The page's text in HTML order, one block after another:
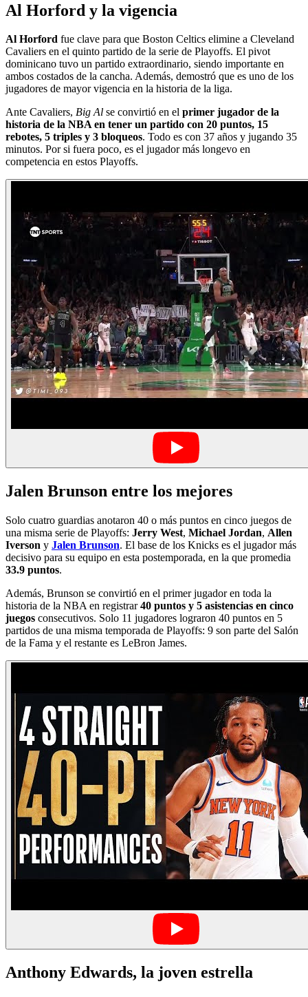
Al Horford y la vigencia
Al Horford fue clave para que Boston Celtics elimine a Cleveland
Cavaliers en el quinto partido de la serie de Playoffs. El pivot
dominicano tuvo un partido extraordinario, siendo importante en
ambos costados de la cancha. Además, demostró que es uno de los
jugadores de mayor vigencia en la historia de la liga.
Ante Cavaliers, Big Al se convirtió en el primer jugador de la
historia de la NBA en tener un partido con 20 puntos, 15
rebotes, 5 triples y 3 bloqueos. Todo es con 37 años y jugando 35
minutos. Por si fuera poco, es el jugador más longevo en
competencia en estos Playoffs.
Jalen Brunson entre los mejores
Solo cuatro guardias anotaron 40 o más puntos en cinco juegos de
una misma serie de Playoffs: Jerry West, Michael Jordan, Allen
Iverson y Jalen Brunson. El base de los Knicks es el jugador más
decisivo para su equipo en esta postemporada, en la que promedia
33.9 puntos.
Además, Brunson se convirtió en el primer jugador en toda la
historia de la NBA en registrar40 puntos y 5 asistencias en cinco
juegos consecutivos. Solo 11 jugadores lograron 40 puntos en 5
partidos de una misma temporada de Playoffs: 9 son parte del Salón
de la Fama y el restante es LeBron James.
Anthony Edwards, la joven estrella